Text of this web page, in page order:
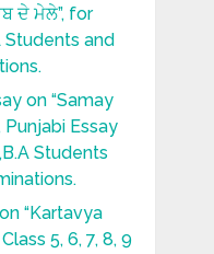
ਦੇ ਮੇਲੇ”, for
Students and
on “Samay
Punjabi Essay
Students
“Kartavya
Class 5, 6, 7, 8, 9